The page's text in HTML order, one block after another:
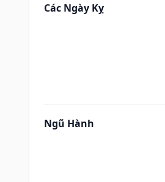
Các Ngày Kỵ
Ngũ Hành